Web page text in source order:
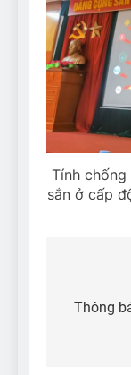
Tính
sắn ở cấp
hướng
Thông